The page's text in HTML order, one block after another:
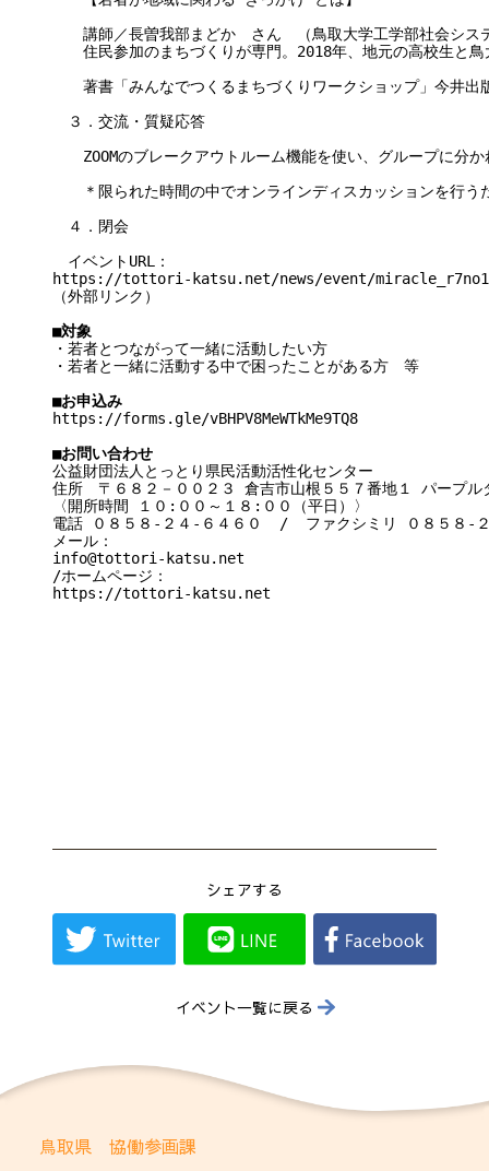
講師／長曽我部まどか　さん　（鳥取大学工学部社会シス
住⺠参加のまちづくりが専⾨。2018年、地元の⾼校⽣と⿃
著書「みんなでつくるまちづくりワークショップ」今井出
３．交流・質疑応答
ZOOMのブレークアウトルーム機能を使い、グループに分か
＊限られた時間の中でオンラインディスカッションを行う
４．閉会
イベントURL：
https://tottori-katsu.net/news/event/
（外部リンク）
■対象
・若者とつながって一緒に活動したい方
・若者と一緒に活動する中で困ったことがある方　等
■お申込み
https://forms.gle/vBHPV8MeWTkMe9TQ8
■お問い合わせ
公益財団法人とっとり県民活動活性化センター
住所　〒６８２－００２３ 倉吉市山根５５７番地１ パープル
〈開所時間 １０:００～１８:００（平日）〉
電話 ０８５８‐２４‐６４６０  /  ファクシミリ ０８５８
メール：
info@tottori-katsu.net
/ホームページ：
https://tottori-katsu.net
シェアする
イベント一覧に戻る
鳥取県 協働参画課